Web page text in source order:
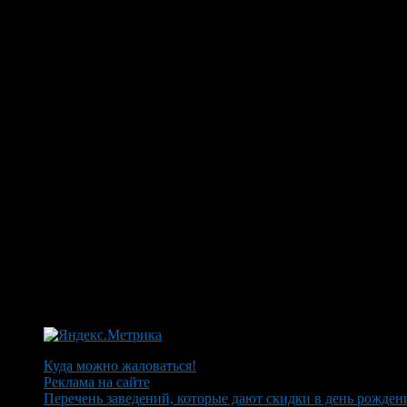
Куда можно жаловаться!
Реклама на сайте
Перечень заведений, которые дают скидки в день